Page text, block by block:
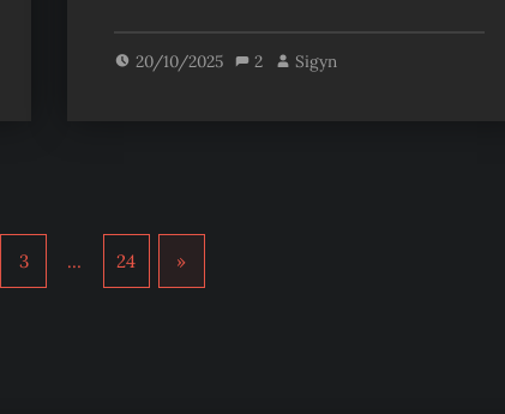
20/10/2025 2 Sigyn
3 … 24 Next page
»